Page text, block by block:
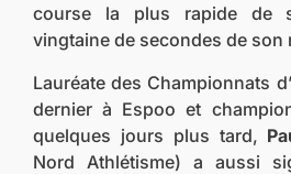
course la plus rapide de
vingtaine de secondes de son
Lauréate des Championnats
dernier à Espoo et
quelques jours plus tard,
Nord Athlétisme) a aussi